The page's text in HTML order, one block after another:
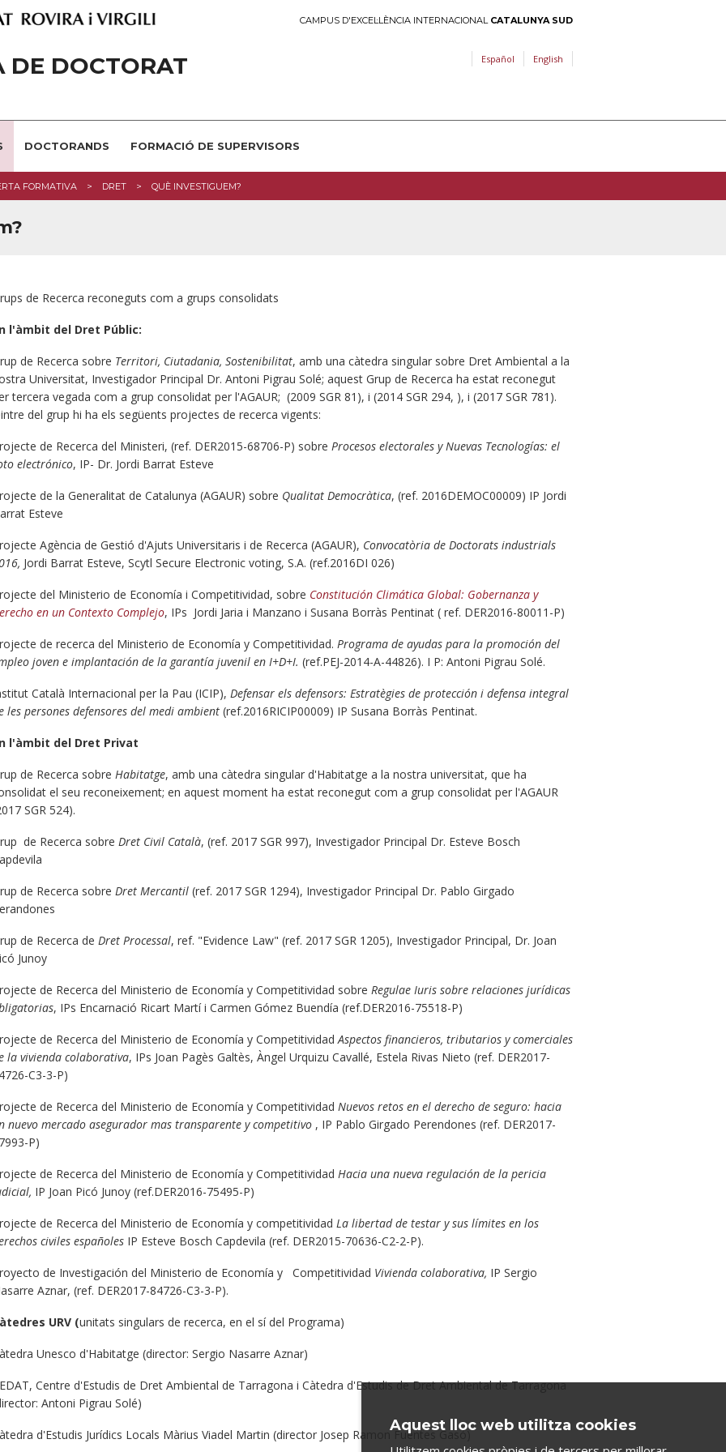
CAMPUS D'EXCEL·LÈNCIA INTERNACIONAL CATALUNYA SUD
DE DOCTORAT Español English
DOCTORANDS FORMACIÓ DE SUPERVISORS
FORMATIVA DRET QUÈ INVESTIGUEM?
de Recerca reconeguts com a grups consolidats
l'àmbit del Dret Públic:
de Recerca sobre Territori, Ciutadania, Sostenibilitat, amb una càtedra singular sobre Dret Ambiental a la
Universitat, Investigador Principal Dr. Antoni Pigrau Solé; aquest Grup de Recerca ha estat reconegut
tercera vegada com a grup consolidat per l'AGAUR; (2009 SGR 81), i (2014 SGR 294, ), i (2017 SGR 781).
del grup hi ha els següents projectes de recerca vigents:
de Recerca del Ministeri, (ref. DER2015-68706-P) sobre Procesos electorales y Nuevas Tecnologías: el
electrónico, IP- Dr. Jordi Barrat Esteve
de la Generalitat de Catalunya (AGAUR) sobre Qualitat Democràtica, (ref. 2016DEMOC00009) IP Jordi
Esteve
Agència de Gestió d'Ajuts Universitaris i de Recerca (AGAUR), Convocatòria de Doctorats industrials
Jordi Barrat Esteve, Scytl Secure Electronic voting, S.A. (ref.2016DI 026)
del Ministerio de Economía i Competitividad, sobre Constitución Climática Global: Gobernanza y
en un Contexto Complejo, IPs Jordi Jaria i Manzano i Susana Borràs Pentinat ( ref. DER2016-80011-P)
de recerca del Ministerio de Economía y Competitividad. Programa de ayudas para la promoción del
joven e implantación de la garantía juvenil en I+D+I. (ref.PEJ-2014-A-44826). I P: Antoni Pigrau Solé.
Català Internacional per la Pau (ICIP), Defensar els defensors: Estratègies de protección i defensa integral
les persones defensores del medi ambient (ref.2016RICIP00009) IP Susana Borràs Pentinat.
l'àmbit del Dret Privat
de Recerca sobre Habitatge, amb una càtedra singular d'Habitatge a la nostra universitat, que ha
el seu reconeixement; en aquest moment ha estat reconegut com a grup consolidat per l'AGAUR
SGR 524).
de Recerca sobre Dret Civil Català, (ref. 2017 SGR 997), Investigador Principal Dr. Esteve Bosch
de Recerca sobre Dret Mercantil (ref. 2017 SGR 1294), Investigador Principal Dr. Pablo Girgado
de Recerca de Dret Processal, ref. "Evidence Law" (ref. 2017 SGR 1205), Investigador Principal, Dr. Joan
Junoy
de Recerca del Ministerio de Economía y Competitividad sobre Regulae Iuris sobre relaciones jurídicas
, IPs Encarnació Ricart Martí i Carmen Gómez Buendía (ref.DER2016-75518-P)
de Recerca del Ministerio de Economía y CompetitividadAspectos financieros, tributarios y comerciales
la vivienda colaborativa, IPs Joan Pagès Galtès, Àngel Urquizu Cavallé, Estela Rivas Nieto (ref. DER2017-
C3-3-P)
de Recerca del Ministerio de Economía y Competitividad Nuevos retos en el derecho de seguro: hacia
nuevo mercado asegurador mas transparente y competitivo , IP Pablo Girgado Perendones (ref. DER2017-
P)
de Recerca del Ministerio de Economía y Competitividad Hacia una nueva regulación de la pericia
IP Joan Picó Junoy (ref.DER2016-75495-P)
de Recerca del Ministerio de Economía y competitividad La libertad de testar y sus límites en los
civiles españoles IP Esteve Bosch Capdevila (ref. DER2015-70636-C2-2-P).
de Investigación del Ministerio de Economía y Competitividad Vivienda colaborativa, IP Sergio
Aznar, (ref. DER2017-84726-C3-3-P).
URV (unitats singulars de recerca, en el sí del Programa)
Unesco d'Habitatge (director: Sergio Nasarre Aznar)
Centre d'Estudis de Dret Ambiental de Tarragona i Càtedra d'Estudis de Dret Ambiental de Tarragona
Antoni Pigrau Solé)
d'Estudis Jurídics Locals Màrius Viadel Martin (director Josep Ramon Fuentes Gasó)
Aquest lloc web utilitza cookies